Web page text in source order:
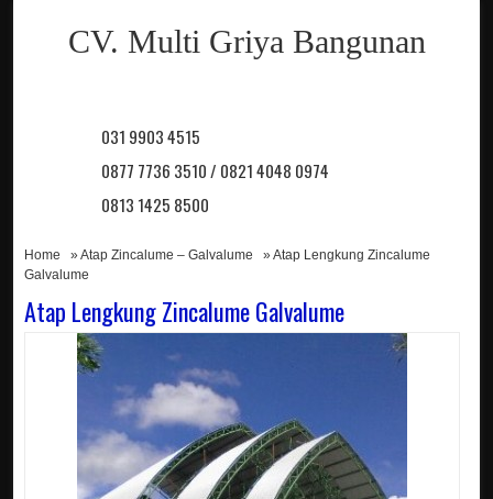
CV. Multi Griya Bangunan
031 9903 4515
0877 7736 3510 / 0821 4048 0974
0813 1425 8500
Home »Atap Zincalume – Galvalume
» Atap Lengkung Zincalume
Galvalume
Atap Lengkung Zincalume Galvalume